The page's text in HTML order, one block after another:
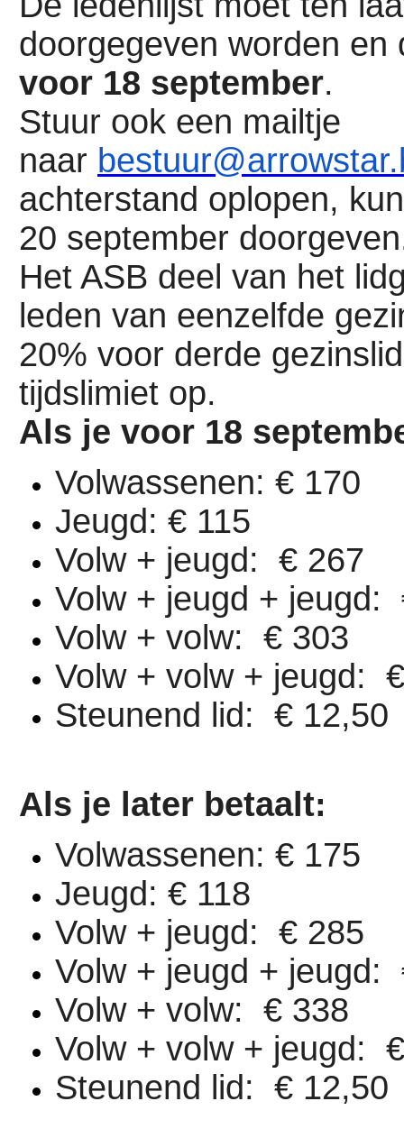
doorgegeven worden
voor 18 september.
Stuur ook een mailtje
naar
achterstand oplopen,
20 september
Het ASB deel van het
leden van eenzelfde
20% voor derde
tijdslimiet op.
Als je voor 18
Volwassenen: € 170
Jeugd: € 115
Volw + jeugd: € 267
Volw + jeugd + jeugd:
Volw + volw: € 303
Volw + volw + jeugd:
Steunend lid: € 12,50
Als je later betaalt:
Volwassenen: € 175
Jeugd: € 118
Volw + jeugd: € 285
Volw + jeugd + jeugd:
Volw + volw: € 338
Volw + volw + jeugd:
Steunend lid: € 12,50